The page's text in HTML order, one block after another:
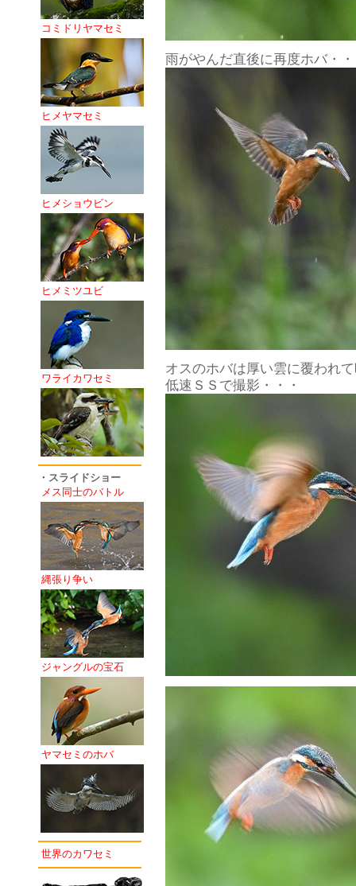
コミドリヤマセミ
ヒメヤマセミ
ヒメショウビン
ヒメミツユビ
ワライカワセミ
・スライドショー
メス同士のバトル
縄張り争い
ジャングルの宝石
ヤマセミのホバ
世界のカワセミ
雨がやんだ直後に再度ホバ・
オスのホバは厚い雲に覆われ
低速ＳＳで撮影・・・